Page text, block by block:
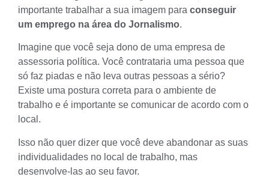
importante trabalhar a sua imagem para conseguir
um emprego na área do Jornalismo.
Imagine que você seja dono de uma empresa de
assessoria política. Você contrataria uma pessoa que
só faz piadas e não leva outras pessoas a sério?
Existe uma postura correta para o ambiente de
trabalho e é importante se comunicar de acordo com o
local.
Isso não quer dizer que você deve abandonar as suas
individualidades no local de trabalho, mas
desenvolve-las ao seu favor.